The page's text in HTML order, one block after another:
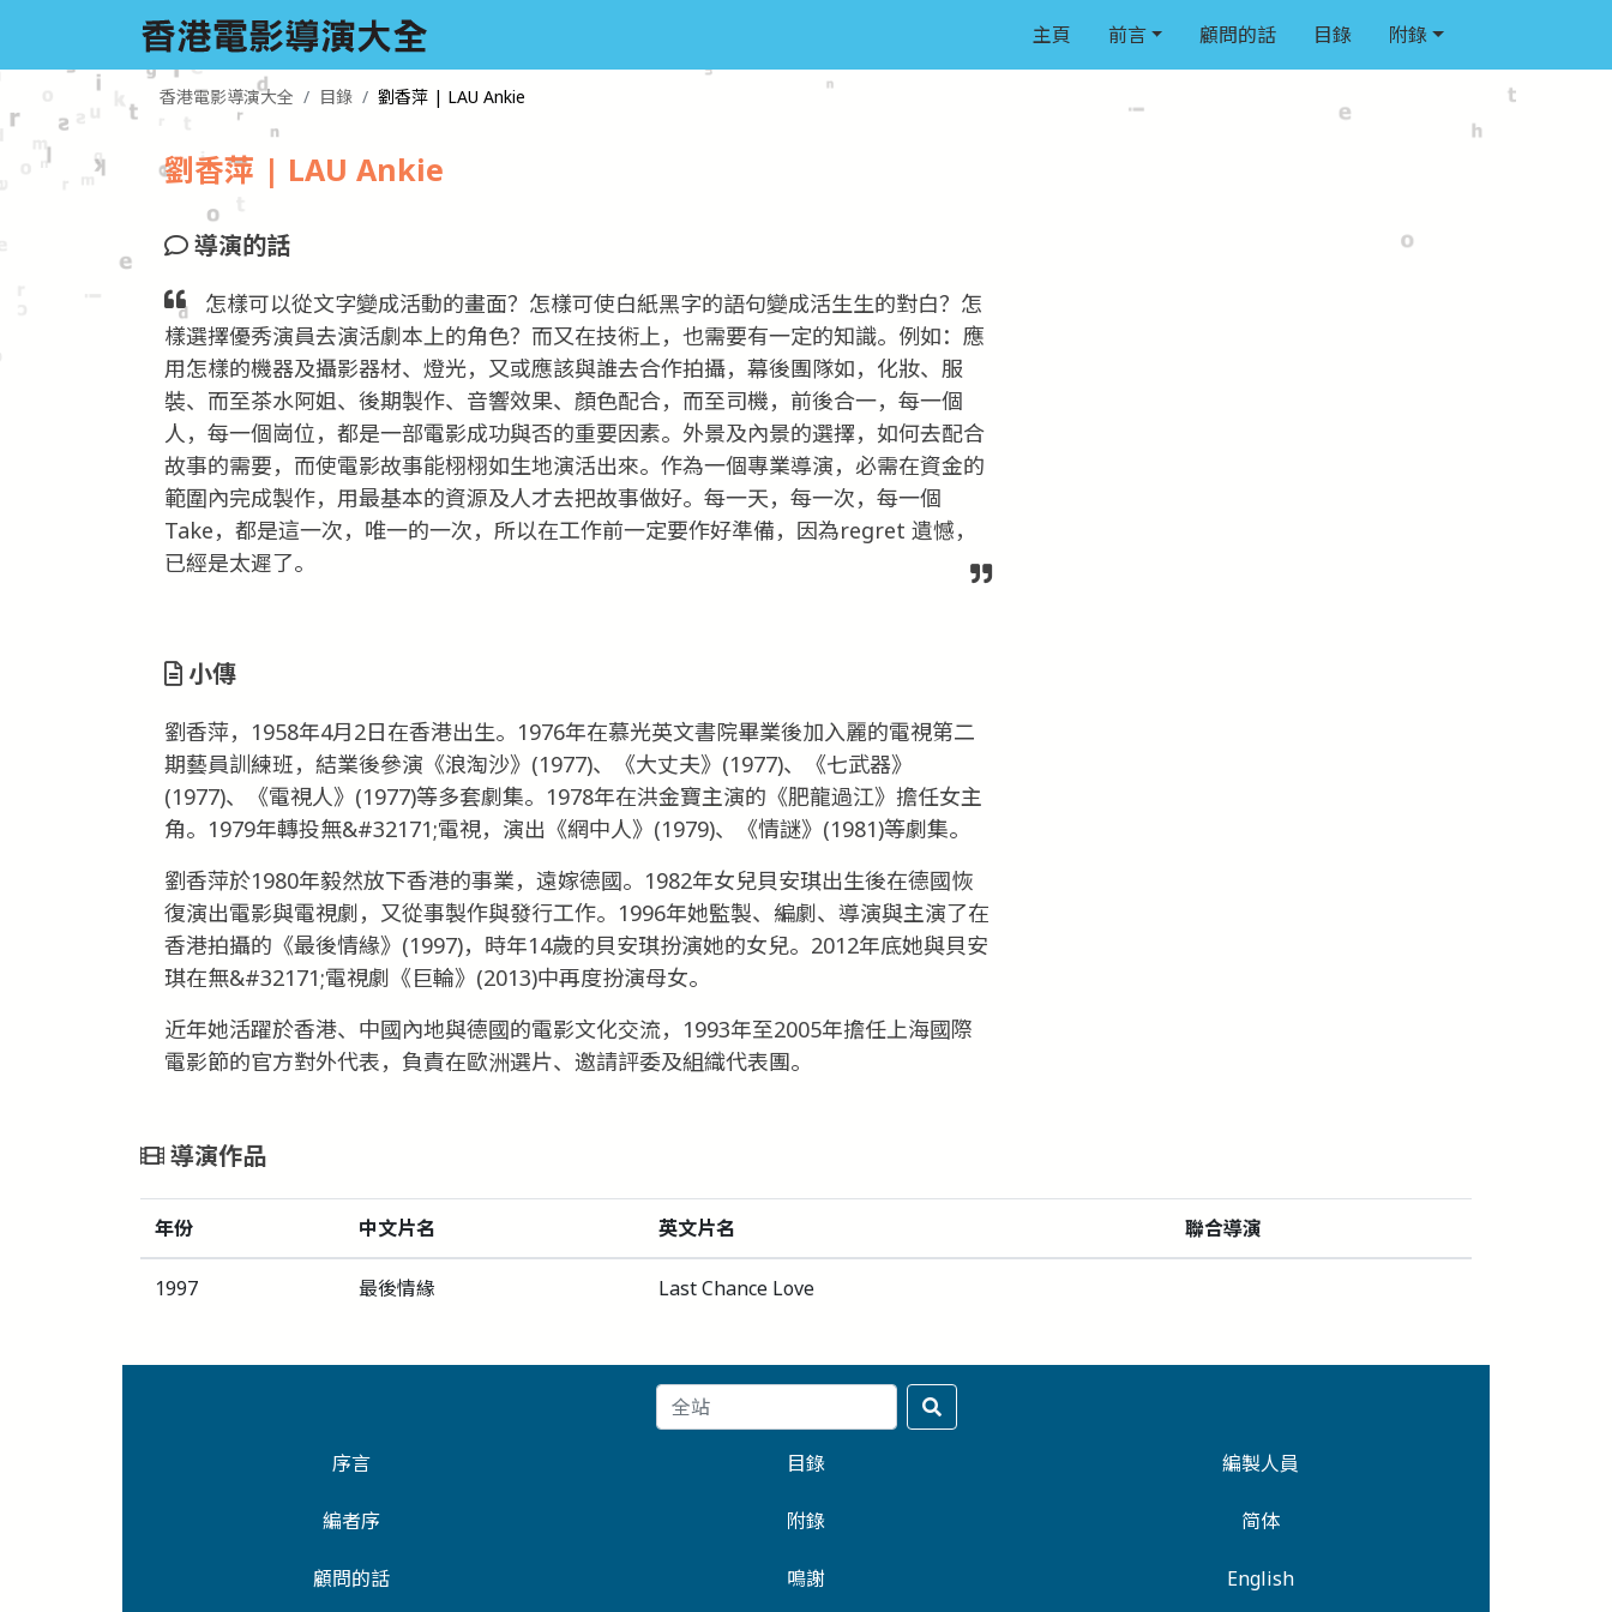
主頁 前言 顧問的話 目錄 附錄
香港電影導演大全 目錄 劉香萍 | LAU Ankie
劉香萍 | LAU Ankie
導演的話
怎樣可以從文字變成活動的畫面？怎樣可使白紙黑字的語句變成活生生的對白？怎
樣選擇優秀演員去演活劇本上的角色？而又在技術上，也需要有一定的知識。例如：應
用怎樣的機器及攝影器材、燈光，又或應該與誰去合作拍攝，幕後團隊如，化妝、服
裝、而至茶水阿姐、後期製作、音響效果、顏色配合，而至司機，前後合一，每一個
人，每一個崗位，都是一部電影成功與否的重要因素。外景及內景的選擇，如何去配合
故事的需要，而使電影故事能栩栩如生地演活出來。作為一個專業導演，必需在資金的
範圍內完成製作，用最基本的資源及人才去把故事做好。每一天，每一次，每一個
Take，都是這一次，唯一的一次，所以在工作前一定要作好準備，因為regret 遺憾，
已經是太遲了。
小傳
劉香萍，1958年4月2日在香港出生。1976年在慕光英文書院畢業後加入麗的電視第二
期藝員訓練班，結業後參演《浪淘沙》(1977)、《大丈夫》(1977)、《七武器》
(1977)、《電視人》(1977)等多套劇集。1978年在洪金寶主演的《肥龍過江》擔任女主
角。1979年轉投無&#32171;電視，演出《網中人》(1979)、《情謎》(1981)等劇集。
劉香萍於1980年毅然放下香港的事業，遠嫁德國。1982年女兒貝安琪出生後在德國恢
復演出電影與電視劇，又從事製作與發行工作。1996年她監製、編劇、導演與主演了在
香港拍攝的《最後情緣》(1997)，時年14歲的貝安琪扮演她的女兒。2012年底她與貝安
琪在無&#32171;電視劇《巨輪》(2013)中再度扮演母女。
近年她活躍於香港、中國內地與德國的電影文化交流，1993年至2005年擔任上海國際
電影節的官方對外代表，負責在歐洲選片、邀請評委及組織代表團。
導演作品
年份 中文片名 英文片名 聯合導演
1997 最後情緣 Last Chance Love
序言 目錄 編製人員
編者序 附錄 简体
顧問的話 鳴謝 English